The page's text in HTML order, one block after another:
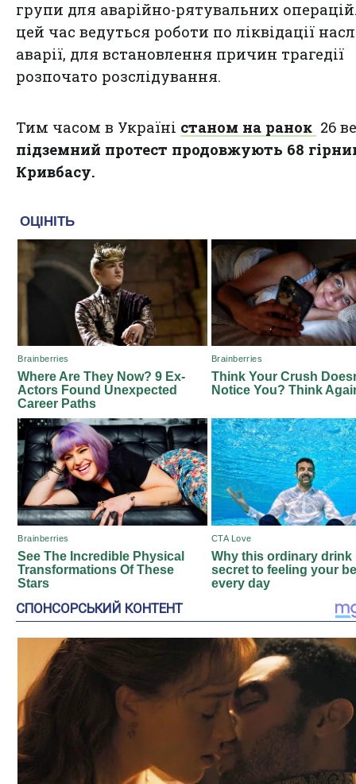
групи для аварійно-рятувальних
цей час ведуться роботи по ліквідації
аварії, для встановлення причин трагедії
розпочато розслідування.
Тим часом в Україні станом на ранок 26
підземний протест продовжують 68
Кривбасу.